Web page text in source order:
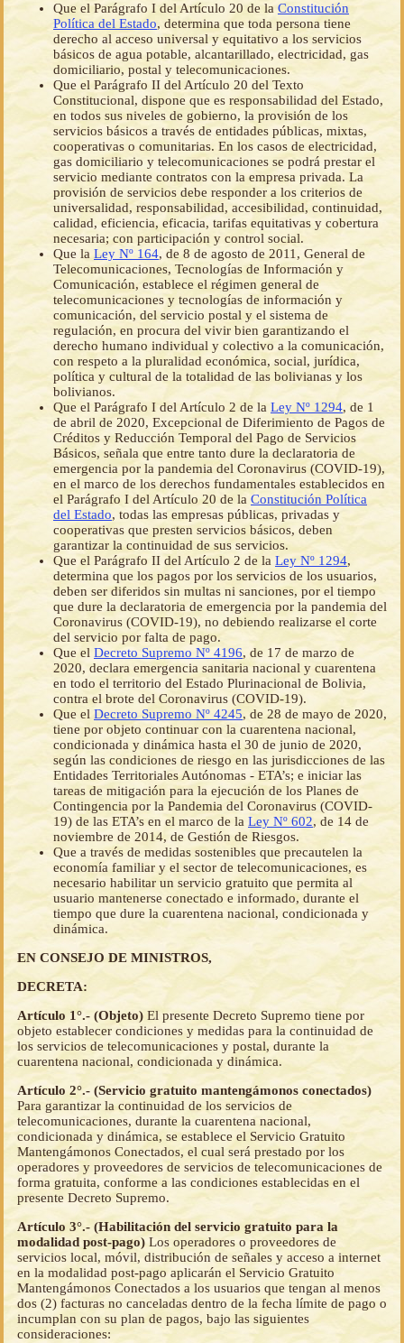
Que el Parágrafo I del Artículo 20 de la Constitución
Política del Estado, determina que toda persona tiene
derecho al acceso universal y equitativo a los servicios
básicos de agua potable, alcantarillado, electricidad, gas
domiciliario, postal y telecomunicaciones.
Que el Parágrafo II del Artículo 20 del Texto
Constitucional, dispone que es responsabilidad del Estado,
en todos sus niveles de gobierno, la provisión de los
servicios básicos a través de entidades públicas, mixtas,
cooperativas o comunitarias. En los casos de electricidad,
gas domiciliario y telecomunicaciones se podrá prestar el
servicio mediante contratos con la empresa privada. La
provisión de servicios debe responder a los criterios de
universalidad, responsabilidad, accesibilidad, continuidad,
calidad, eficiencia, eficacia, tarifas equitativas y cobertura
necesaria; con participación y control social.
Que la Ley Nº 164, de 8 de agosto de 2011, General de
Telecomunicaciones, Tecnologías de Información y
Comunicación, establece el régimen general de
telecomunicaciones y tecnologías de información y
comunicación, del servicio postal y el sistema de
regulación, en procura del vivir bien garantizando el
derecho humano individual y colectivo a la comunicación,
con respeto a la pluralidad económica, social, jurídica,
política y cultural de la totalidad de las bolivianas y los
bolivianos.
Que el Parágrafo I del Artículo 2 de la Ley Nº 1294, de 1
de abril de 2020, Excepcional de Diferimiento de Pagos de
Créditos y Reducción Temporal del Pago de Servicios
Básicos, señala que entre tanto dure la declaratoria de
emergencia por la pandemia del Coronavirus (COVID-19),
en el marco de los derechos fundamentales establecidos en
el Parágrafo I del Artículo 20 de la Constitución Política
del Estado, todas las empresas públicas, privadas y
cooperativas que presten servicios básicos, deben
garantizar la continuidad de sus servicios.
Que el Parágrafo II del Artículo 2 de la Ley Nº 1294,
determina que los pagos por los servicios de los usuarios,
deben ser diferidos sin multas ni sanciones, por el tiempo
que dure la declaratoria de emergencia por la pandemia del
Coronavirus (COVID-19), no debiendo realizarse el corte
del servicio por falta de pago.
Que el Decreto Supremo Nº 4196, de 17 de marzo de
2020, declara emergencia sanitaria nacional y cuarentena
en todo el territorio del Estado Plurinacional de Bolivia,
contra el brote del Coronavirus (COVID-19).
Que el Decreto Supremo Nº 4245, de 28 de mayo de 2020,
tiene por objeto continuar con la cuarentena nacional,
condicionada y dinámica hasta el 30 de junio de 2020,
según las condiciones de riesgo en las jurisdicciones de las
Entidades Territoriales Autónomas - ETA’s; e iniciar las
tareas de mitigación para la ejecución de los Planes de
Contingencia por la Pandemia del Coronavirus (COVID-
19) de las ETA’s en el marco de la Ley Nº 602, de 14 de
noviembre de 2014, de Gestión de Riesgos.
Que a través de medidas sostenibles que precautelen la
economía familiar y el sector de telecomunicaciones, es
necesario habilitar un servicio gratuito que permita al
usuario mantenerse conectado e informado, durante el
tiempo que dure la cuarentena nacional, condicionada y
dinámica.
EN CONSEJO DE MINISTROS,
DECRETA:
Artículo 1°.- (Objeto) El presente Decreto Supremo tiene por
objeto establecer condiciones y medidas para la continuidad de
los servicios de telecomunicaciones y postal, durante la
cuarentena nacional, condicionada y dinámica.
Artículo 2°.- (Servicio gratuito mantengámonos conectados)
Para garantizar la continuidad de los servicios de
telecomunicaciones, durante la cuarentena nacional,
condicionada y dinámica, se establece el Servicio Gratuito
Mantengámonos Conectados, el cual será prestado por los
operadores y proveedores de servicios de telecomunicaciones de
forma gratuita, conforme a las condiciones establecidas en el
presente Decreto Supremo.
Artículo 3°.- (Habilitación del servicio gratuito para la
modalidad post-pago) Los operadores o proveedores de
servicios local, móvil, distribución de señales y acceso a internet
en la modalidad post-pago aplicarán el Servicio Gratuito
Mantengámonos Conectados a los usuarios que tengan al menos
dos (2) facturas no canceladas dentro de la fecha límite de pago o
incumplan con su plan de pagos, bajo las siguientes
consideraciones: